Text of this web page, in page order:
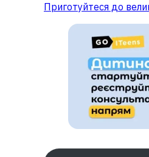
Приготуйтеся до